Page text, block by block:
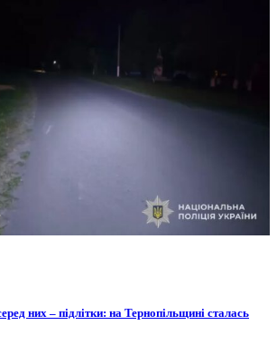
них – підлітки: на Тернопільщині сталась